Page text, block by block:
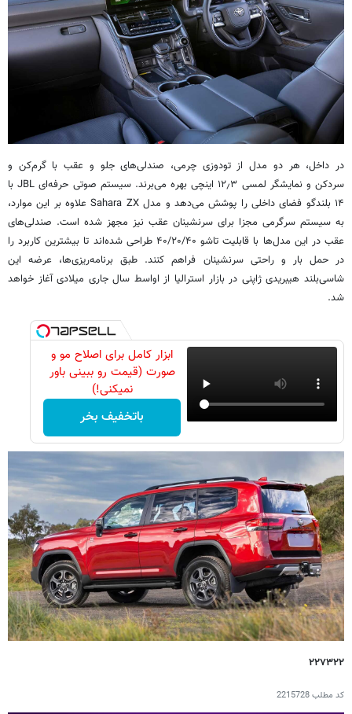
در داخل، هر دو مدل از تودوزی چرمی، صندلی‌های جلو و عقب با گرم‌کن و
سردکن و نمایشگر لمسی ۱۲٫۳ اینچی بهره می‌برند. سیستم صوتی حرفه‌ای JBL با
۱۴ بلندگو فضای داخلی را پوشش می‌دهد و مدل Sahara ZX علاوه بر این موارد،
به سیستم سرگرمی مجزا برای سرنشینان عقب نیز مجهز شده است. صندلی‌های
عقب در این مدل‌ها با قابلیت تاشو ۴۰/۲۰/۴۰ طراحی شده‌اند تا بیشترین کاربرد را
در حمل بار و راحتی سرنشینان فراهم کنند. طبق برنامه‌ریزی‌ها، عرضه این
شاسی‌بلند هیبریدی ژاپنی در بازار استرالیا از اواسط سال جاری میلادی آغاز خواهد
شد.
ابزار کامل برای اصلاح مو و
صورت (قیمت رو ببینی باور
نمیکنی!)
باتخفیف بخر
۲۲۷۳۲۲
کد مطلب2215728